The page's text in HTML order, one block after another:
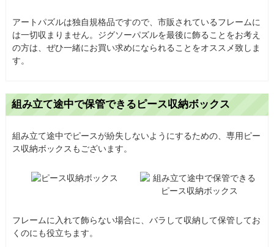
アートパズルは独自規格品ですので、市販されているフレームに
は一切収まりません。ジグソーパズルを最後に飾ることをお考え
の方は、ぜひ一緒にお買い求めになられることをオススメ致しま
す。
組み立て途中で保管できるピース収納ボックス
組み立て途中でピースが紛失しないようにするための、専用ピー
ス収納ボックスもございます。
フレームに入れて飾らない場合に、バラして収納して保管してお
くのにも役立ちます。